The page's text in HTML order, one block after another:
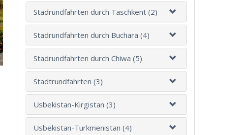
Stadrundfahrten durch Taschkent (2)
Stadrundfahrten durch Buchara (4)
Stadrundfahrten durch Chiwa (5)
Stadtrundfahrten (3)
Usbekistan-Kirgistan (3)
Usbekistan-Turkmenistan (4)